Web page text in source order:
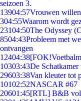
seizoen 3.
13904:57Vrouwen willen
304:55Waarom wordt
23104:50The Odyssey
8504:43Probleem met
ontvangen
12404:38
10303:43De
29603:38Van kleuter tot
10102:52NASCAR #67
20601:45[RTL] B&B vol